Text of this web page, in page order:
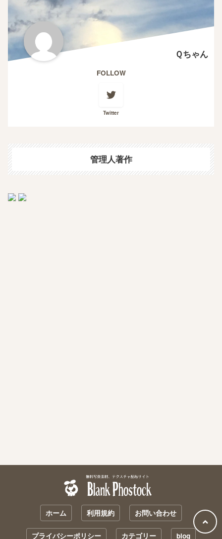
Ｑちゃん
FOLLOW
Twitter
管理人著作
ホーム 利用規約 お問い合わせ
プライバシーポリシー カテゴリー blog